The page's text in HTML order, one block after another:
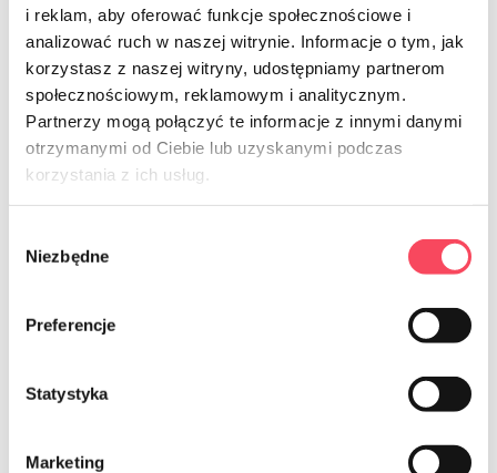
i reklam, aby oferować funkcje społecznościowe i
analizować ruch w naszej witrynie. Informacje o tym, jak
korzystasz z naszej witryny, udostępniamy partnerom
społecznościowym, reklamowym i analitycznym.
Partnerzy mogą połączyć te informacje z innymi danymi
otrzymanymi od Ciebie lub uzyskanymi podczas
korzystania z ich usług.
zgody
Niezbędne
Preferencje
Statystyka
Marketing
7551300 -65%
viGO! Standard-Lunchtaschen mit
Griffen, 100 Stück
3,64 zł 10,39 zł
7551230
viGO! BIO Frühstücksbeutel 30 Stk.
8,99 zł grob